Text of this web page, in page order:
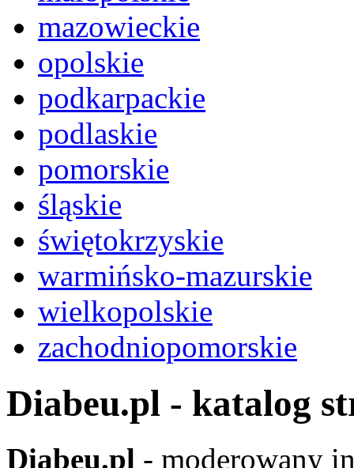
mazowieckie
opolskie
podkarpackie
podlaskie
pomorskie
śląskie
świętokrzyskie
warmińsko-mazurskie
wielkopolskie
zachodniopomorskie
Diabeu.pl - katalog
Diabeu.pl - moderowany